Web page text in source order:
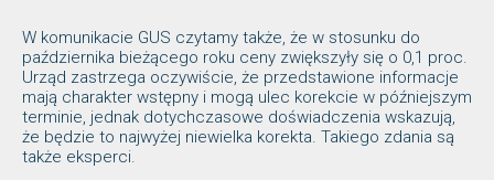
W komunikacie GUS czytamy także, że w stosunku do
października bieżącego roku ceny zwiększyły się o 0,1 proc.
Urząd zastrzega oczywiście, że przedstawione informacje
mają charakter wstępny i mogą ulec korekcie w późniejszym
terminie, jednak dotychczasowe doświadczenia wskazują,
że będzie to najwyżej niewielka korekta. Takiego zdania są
także eksperci.